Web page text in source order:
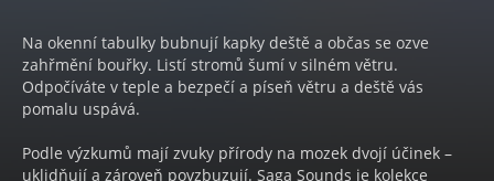
Na okenní tabulky bubnují kapky deště a občas se ozve
zahřmění bouřky. Listí stromů šumí v silném větru.
Odpočíváte v teple a bezpečí a píseň větru a deště vás
pomalu uspává.
Podle výzkumů mají zvuky přírody na mozek dvojí účinek –
uklidňují a zároveň povzbuzují. Saga Sounds je kolekce